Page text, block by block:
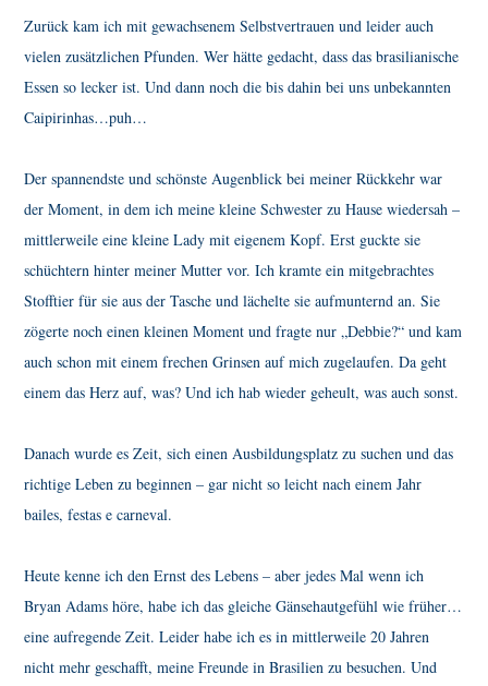
Zurück kam ich mit gewachsenem Selbstvertrauen und leider auch
vielen zusätzlichen Pfunden. Wer hätte gedacht, dass das brasilianische
Essen so lecker ist. Und dann noch die bis dahin bei uns unbekannten
Caipirinhas…puh…
Der spannendste und schönste Augenblick bei meiner Rückkehr war
der Moment, in dem ich meine kleine Schwester zu Hause wiedersah –
mittlerweile eine kleine Lady mit eigenem Kopf. Erst guckte sie
schüchtern hinter meiner Mutter vor. Ich kramte ein mitgebrachtes
Stofftier für sie aus der Tasche und lächelte sie aufmunternd an. Sie
zögerte noch einen kleinen Moment und fragte nur „Debbie?“ und kam
auch schon mit einem frechen Grinsen auf mich zugelaufen. Da geht
einem das Herz auf, was? Und ich hab wieder geheult, was auch sonst.
Danach wurde es Zeit, sich einen Ausbildungsplatz zu suchen und das
richtige Leben zu beginnen – gar nicht so leicht nach einem Jahr
bailes, festas e carneval.
Heute kenne ich den Ernst des Lebens – aber jedes Mal wenn ich
Bryan Adams höre, habe ich das gleiche Gänsehautgefühl wie früher…
eine aufregende Zeit. Leider habe ich es in mittlerweile 20 Jahren
nicht mehr geschafft, meine Freunde in Brasilien zu besuchen. Und